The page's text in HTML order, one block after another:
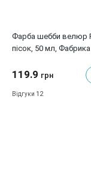
Фарба шебби велюр
пісок, 50 мл,
119.9 грн
Відгуки 12